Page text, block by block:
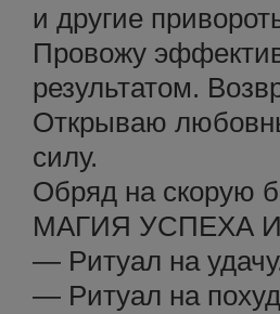
и другие
Провожу
результатом.
Открываю
силу.
Обряд на скорую
МАГИЯ УСПЕХА
— Ритуал на
— Ритуал на